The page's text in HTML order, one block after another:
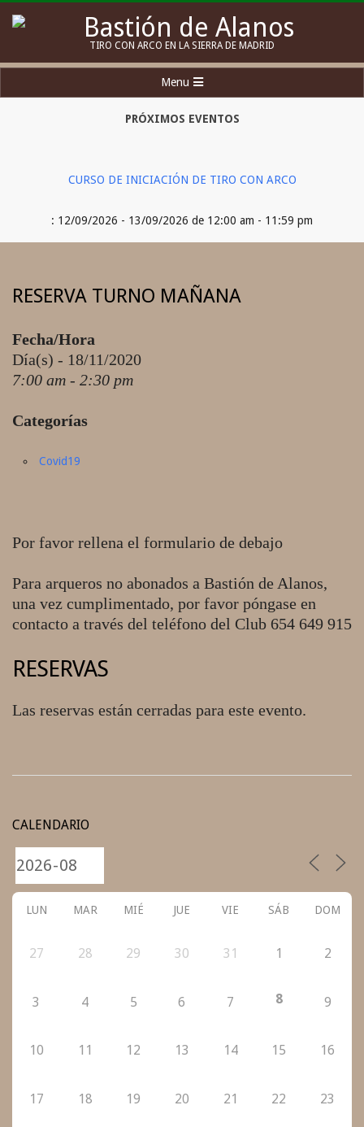
Bastión
de
Alanos
TIRO CON ARCO EN LA SIERRA DE MADRID
Navigation
Menu
PRÓXIMOS EVENTOS
CURSO DE INICIACIÓN DE TIRO CON ARCO
: 12/09/2026 - 13/09/2026 de 12:00 am - 11:59 pm
RESERVA TURNO MAÑANA
Fecha/Hora
Día(s) - 18/11/2020
7:00 am - 2:30 pm
Categorías
Covid19
Por favor rellena el formulario de debajo
Para arqueros no abonados a Bastión de Alanos,
una vez cumplimentado, por favor póngase en
contacto a través del teléfono del Club 654 649 915
RESERVAS
Las reservas están cerradas para este evento.
18
CALENDARIO
LUN MAR MIÉ JUE VIE SÁB DOM
27 28 29 30 31 1 2
3 4 5 6 7 8 9
10 11 12 13 14 15 16
17 18 19 20 21 22 23